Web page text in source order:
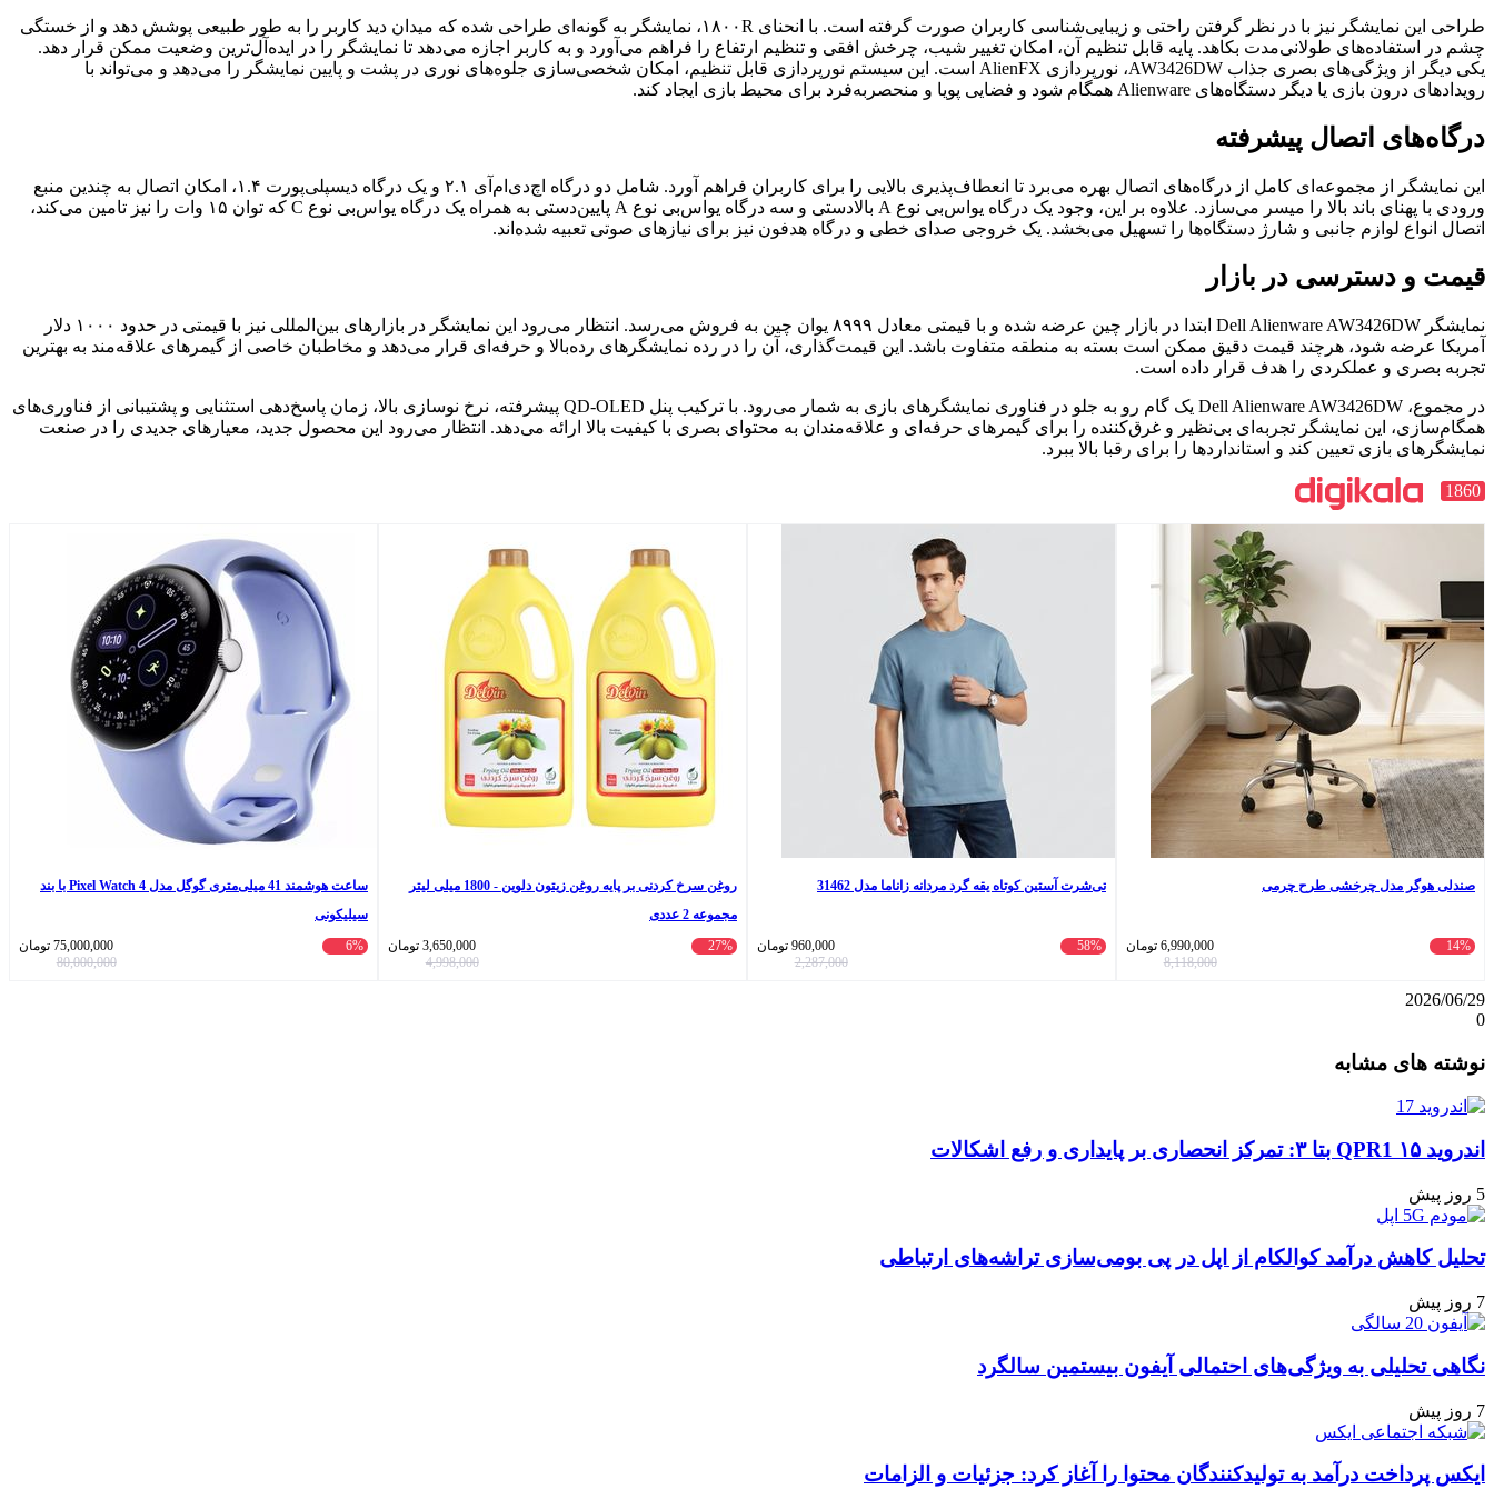
طراحی این نمایشگر نیز با در نظر گرفتن راحتی و زیبایی‌شناسی کاربران صورت گرفته است. با انحنای ۱۸۰۰R، نمایشگر به گونه‌ای طراحی شده که میدان دید کاربر را به طور طبیعی پوشش دهد و از خستگی
چشم در استفاده‌های طولانی‌مدت بکاهد. پایه قابل تنظیم آن، امکان تغییر شیب، چرخش افقی و تنظیم ارتفاع را فراهم می‌آورد و به کاربر اجازه می‌دهد تا نمایشگر را در ایده‌آل‌ترین وضعیت ممکن قرار دهد.
یکی دیگر از ویژگی‌های بصری جذاب AW3426DW، نورپردازی AlienFX است. این سیستم نورپردازی قابل تنظیم، امکان شخصی‌سازی جلوه‌های نوری در پشت و پایین نمایشگر را می‌دهد و می‌تواند با
رویدادهای درون بازی یا دیگر دستگاه‌های Alienware همگام شود و فضایی پویا و منحصربه‌فرد برای محیط بازی ایجاد کند.
درگاه‌های اتصال پیشرفته
این نمایشگر از مجموعه‌ای کامل از درگاه‌های اتصال بهره می‌برد تا انعطاف‌پذیری بالایی را برای کاربران فراهم آورد. شامل دو درگاه اچ‌دی‌ام‌آی ۲.۱ و یک درگاه دیسپلی‌پورت ۱.۴، امکان اتصال به چندین منبع
ورودی با پهنای باند بالا را میسر می‌سازد. علاوه بر این، وجود یک درگاه یواس‌بی نوع A بالادستی و سه درگاه یواس‌بی نوع A پایین‌دستی به همراه یک درگاه یواس‌بی نوع C که توان ۱۵ وات را نیز تامین می‌کند،
اتصال انواع لوازم جانبی و شارژ دستگاه‌ها را تسهیل می‌بخشد. یک خروجی صدای خطی و درگاه هدفون نیز برای نیازهای صوتی تعبیه شده‌اند.
قیمت و دسترسی در بازار
نمایشگر Dell Alienware AW3426DW ابتدا در بازار چین عرضه شده و با قیمتی معادل ۸۹۹۹ یوان چین به فروش می‌رسد. انتظار می‌رود این نمایشگر در بازارهای بین‌المللی نیز با قیمتی در حدود ۱۰۰۰ دلار
آمریکا عرضه شود، هرچند قیمت دقیق ممکن است بسته به منطقه متفاوت باشد. این قیمت‌گذاری، آن را در رده نمایشگرهای رده‌بالا و حرفه‌ای قرار می‌دهد و مخاطبان خاصی از گیمرهای علاقه‌مند به بهترین
تجربه بصری و عملکردی را هدف قرار داده است.
در مجموع، Dell Alienware AW3426DW یک گام رو به جلو در فناوری نمایشگرهای بازی به شمار می‌رود. با ترکیب پنل QD-OLED پیشرفته، نرخ نوسازی بالا، زمان پاسخ‌دهی استثنایی و پشتیبانی از فناوری‌های
همگام‌سازی، این نمایشگر تجربه‌ای بی‌نظیر و غرق‌کننده را برای گیمرهای حرفه‌ای و علاقه‌مندان به محتوای بصری با کیفیت بالا ارائه می‌دهد. انتظار می‌رود این محصول جدید، معیارهای جدیدی را در صنعت
نمایشگرهای بازی تعیین کند و استانداردها را برای رقبا بالا ببرد.
1860
صندلی هوگر مدل چرخشی طرح چرمی
14%
6,990,000 تومان
8,118,000
تی‌شرت آستین کوتاه یقه گرد مردانه زاناما مدل 31462
58%
960,000 تومان
2,287,000
روغن سرخ کردنی بر پایه روغن زیتون دلوین - 1800 میلی لیتر
مجموعه 2 عددی
27%
3,650,000 تومان
4,998,000
ساعت هوشمند 41 میلی‌متری گوگل مدل Pixel Watch 4 با بند
سیلیکونی
6%
75,000,000 تومان
80,000,000
2026/06/29
0
آپ
گذاری
ایمیل
نوشته های مشابه
اندروید ۱۵ QPR1 بتا ۳: تمرکز انحصاری بر پایداری و رفع اشکالات
5 روز پیش
تحلیل کاهش درآمد کوالکام از اپل در پی بومی‌سازی تراشه‌های ارتباطی
7 روز پیش
نگاهی تحلیلی به ویژگی‌های احتمالی آیفون بیستمین سالگرد
7 روز پیش
ایکس پرداخت درآمد به تولیدکنندگان محتوا را آغاز کرد: جزئیات و الزامات